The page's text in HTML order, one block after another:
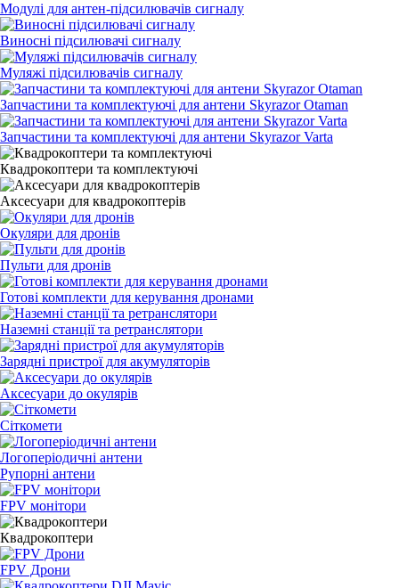
Модулі для антен-підсилювачів сигналу
Виносні підсилювачі сигналу
Муляжі підсилювачів сигналу
Запчастини та комплектуючі для антени Skyrazor Otaman
Запчастини та комплектуючі для антени Skyrazor Varta
Квадрокоптери та комплектуючі
Аксесуари для квадрокоптерів
Окуляри для дронів
Пульти для дронів
Готові комплекти для керування дронами
Наземні станції та ретранслятори
Зарядні пристрої для акумуляторів
Аксесуари до окулярів
Сіткомети
Логоперіодичні антени
Рупорні антени
FPV монітори
Квадрокоптери
FPV Дрони